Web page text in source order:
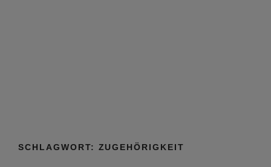
SCHLAGWORT: ZUGEHÖRIGKEIT